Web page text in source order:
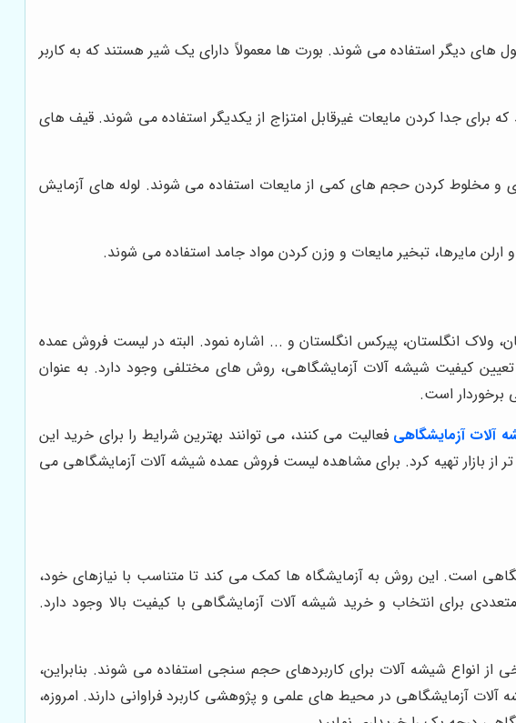
دیگر استفاده می شوند. بورت ها معمولاً دارای یک شیر هستند که به کاربر
جدا کردن مایعات غیرقابل امتزاج از یکدیگر استفاده می شوند. قیف های
و مخلوط کردن حجم های کمی از مایعات استفاده می شوند. لوله های آزمایش
مایرها، تبخیر مایعات و وزن کردن مواد جامد استفاده می شوند.
ولاک انگلستان، پیرکس انگلستان و ... اشاره نمود. البته در لیست فروش عمده
کیفیت شیشه آلات آزمایشگاهی، روش های مختلفی وجود دارد. به عنوان
برخوردار است.
آلات آزمایشگاهی فعالیت می کنند، می توانند بهترین شرایط را برای خرید این
از بازار تهیه کرد. برای مشاهده لیست فروش عمده شیشه آلات آزمایشگاهی می
است. این روش به آزمایشگاه ها کمک می کند تا متناسب با نیازهای خود،
برای انتخاب و خرید شیشه آلات آزمایشگاهی با کیفیت بالا وجود دارد.
انواع شیشه آلات برای کاربردهای حجم سنجی استفاده می شوند. بنابراین،
آزمایشگاهی در محیط های علمی و پژوهشی کاربرد فراوانی دارند. امروزه،